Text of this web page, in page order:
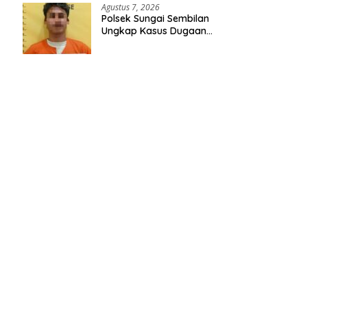
Agustus 7, 2026
Polsek Sungai Sembilan
Ungkap Kasus Dugaan